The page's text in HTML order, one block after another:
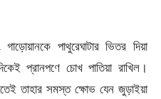
পাথুরেঘাটার ভিতর দিয়া
প্রানপণে চোখ পাতিয়া রাখিল।
তাহার সমস্ত ক্ষোভ যেন জুড়াইয়া